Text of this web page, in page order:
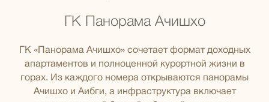
ГК Панорама Ачишхо
ГК «Панорама Ачишхо» сочетает формат доходных
апартаментов и полноценной курортной жизни в
горах. Из каждого номера открываются панорамы
Ачишхо и Аибги, а инфраструктура включает